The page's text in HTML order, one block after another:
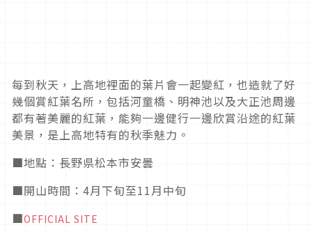
每到秋天，上高地裡面的葉片會一起變紅，也造就了好
幾個賞紅葉名所，包括河童橋、明神池以及大正池周邊
都有著美麗的紅葉，能夠一邊健行一邊欣賞沿途的紅葉
美景，是上高地特有的秋季魅力。
■地點：長野県松本市安曇
■開山時間：4月下旬至11月中旬
■OFFICIAL SITE